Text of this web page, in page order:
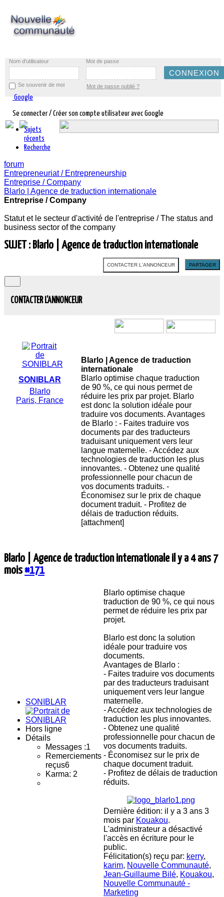
Nom d'utilisateur Mot de passe
Se souvenir de moi Mot de passe oublié ?
Google
Se connecter / Créer son compte utilisateur avec Google
Sujets
récents
Recherche
forum
Entrepreneuriat / Entrepreneurship
Entreprise / Company
Blarlo | Agence de traduction internationale
Entreprise / Company
Statut et le secteur d'activité de l'entreprise / The status and
business sector of the company
SUJET : Blarlo | Agence de traduction internationale
CONTACTER L'ANNONCEUR PARTAGER
CONTACTER L'ANNONCEUR
SONIBLAR
Blarlo
Paris, France
Blarlo | Agence de traduction
internationale
Blarlo optimise chaque traduction
de 90 %, ce qui nous permet de
réduire les prix par projet. Blarlo
est donc la solution idéale pour
traduire vos documents. Avantages
de Blarlo : - Faites traduire vos
documents par des traducteurs
traduisant uniquement vers leur
langue maternelle. - Accédez aux
technologies de traduction les plus
innovantes. - Obtenez une qualité
professionnelle pour chacun de
vos documents traduits. -
Économisez sur le prix de chaque
document traduit. - Profitez de
délais de traduction réduits.
[attachment]
Blarlo | Agence de traduction internationaleil y a 4 ans 7
mois#171
SONIBLAR
Hors ligne
Détails
Messages :1
Remerciements
reçus6
Karma: 2
Blarlo optimise chaque
traduction de 90 %, ce qui nous
permet de réduire les prix par
projet.
Blarlo est donc la solution
idéale pour traduire vos
documents.
Avantages de Blarlo :
- Faites traduire vos documents
par des traducteurs traduisant
uniquement vers leur langue
maternelle.
- Accédez aux technologies de
traduction les plus innovantes.
- Obtenez une qualité
professionnelle pour chacun de
vos documents traduits.
- Économisez sur le prix de
chaque document traduit.
- Profitez de délais de traduction
réduits.
Dernière édition: il y a 3 ans 3
mois par Kouakou.
L'administrateur a désactivé
l'accès en écriture pour le
public.
Félicitation(s) reçu par: kerry,
karim, Nouvelle Communauté,
Jean-Guillaume Bilé, Kouakou,
Nouvelle Communauté -
Marketing